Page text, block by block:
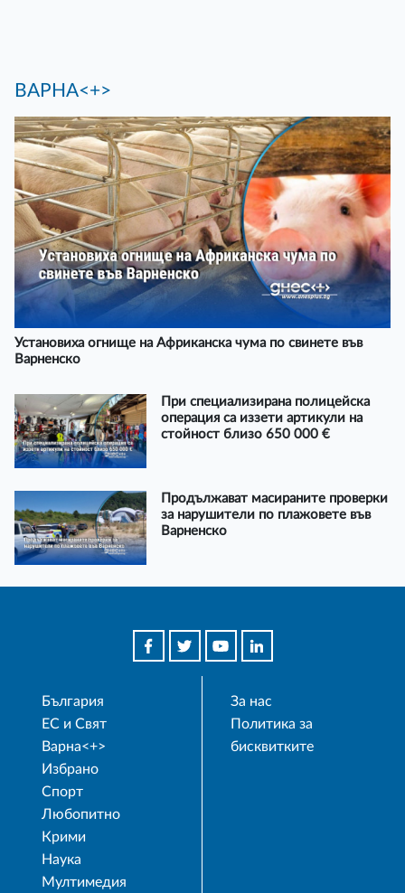
ВАРНА<+>
Установиха огнище на Африканска чума по свинете във
Варненско
При специализирана полицейска
операция са иззети артикули на
стойност близо 650 000 €
Продължават масираните проверки
за нарушители по плажовете във
Варненско
България
ЕС и Свят
Варна<+>
Избрано
Спорт
Любопитно
Крими
Наука
Мултимедия
За нас
Политика за
бисквитките